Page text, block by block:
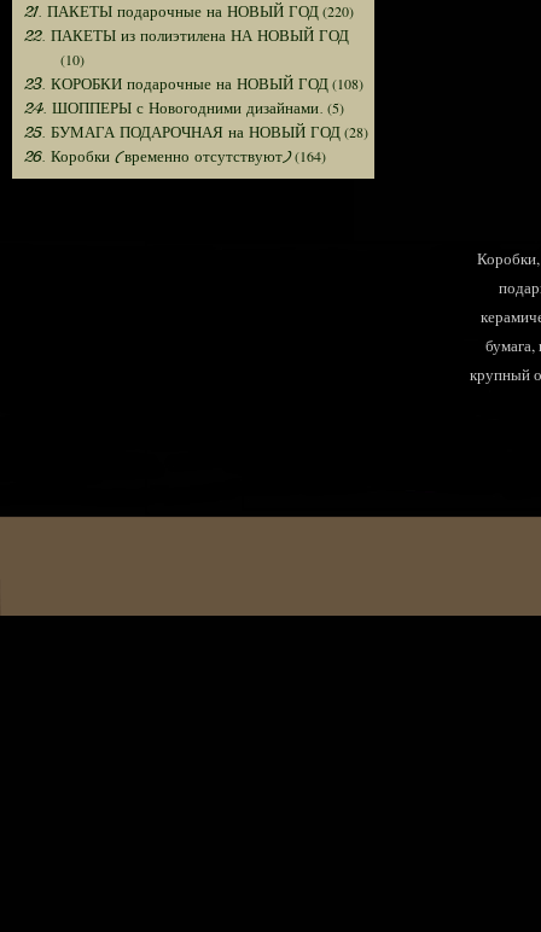
21. ПАКЕТЫ подарочные на НОВЫЙ ГОД(220)
22. ПАКЕТЫ из полиэтилена НА НОВЫЙ ГОД
(10)
23. КОРОБКИ подарочные на НОВЫЙ ГОД(108)
24. ШОППЕРЫ с Новогодними дизайнами. (5)
25. БУМАГА ПОДАРОЧНАЯ на НОВЫЙ ГОД(28)
26. Коробки (временно отсутствуют)(164)
крупный